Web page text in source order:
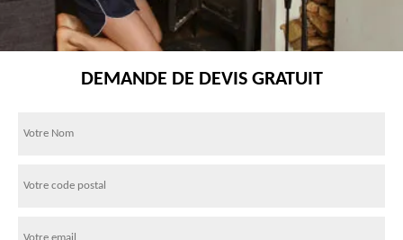
DEMANDE DE DEVIS GRATUIT